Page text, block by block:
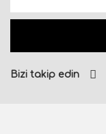
Bizi takip edin